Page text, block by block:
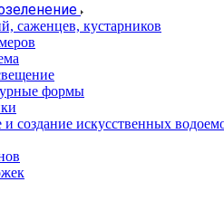
саженцев, кустарников
формы
создание искусственных